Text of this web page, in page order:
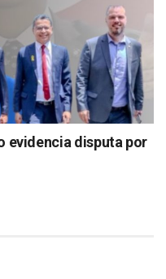
evidencia disputa por